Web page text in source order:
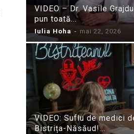
VIDEO – Dr. Vasile
pun toată...
Iulia Hoha - mai 22, 2026
VIDEO: Suflu de medici
Bistrița-Năsăud!...